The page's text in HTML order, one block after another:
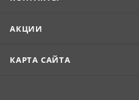
АКЦИИ
КАРТА САЙТА